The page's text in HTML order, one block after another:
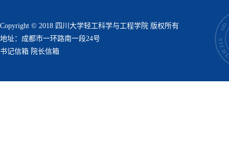
Copyright © 2018 四川大学轻工科学与工程学院 版权所有
地址：成都市一环路南一段24号
书记信箱 院长信箱